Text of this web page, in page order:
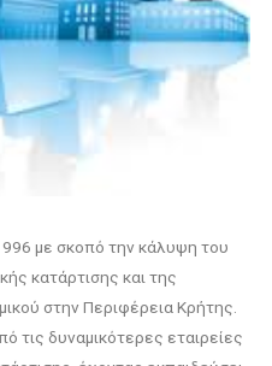
με σκοπό την κάλυψη του
κατάρτισης και της
στην Περιφέρεια Κρήτης.
τις δυναμικότερες εταιρείες